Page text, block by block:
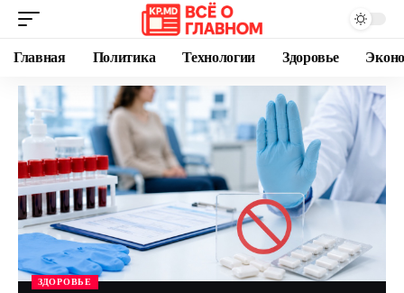
Главная Политика Технологии Здоровье
ЗДОРОВЬЕ